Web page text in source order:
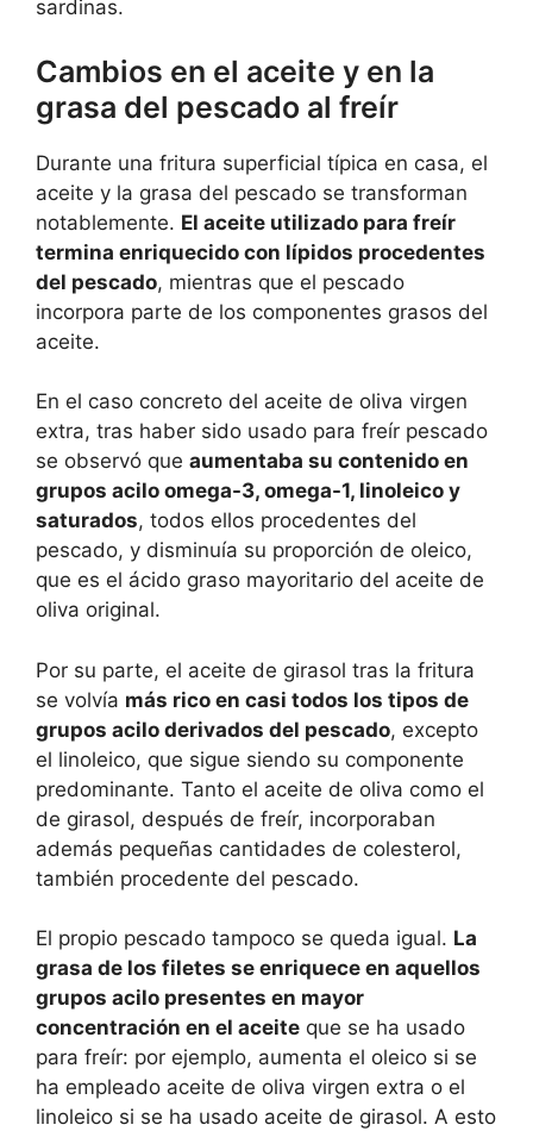
sardinas.
Cambios en el aceite y en la
grasa del pescado al freír
Durante una fritura superficial típica en casa, el
aceite y la grasa del pescado se transforman
notablemente. El aceite utilizado para freír
termina enriquecido con lípidos procedentes
del pescado, mientras que el pescado
incorpora parte de los componentes grasos del
aceite.
En el caso concreto del aceite de oliva virgen
extra, tras haber sido usado para freír pescado
se observó que aumentaba su contenido en
grupos acilo omega-3, omega-1, linoleico y
saturados, todos ellos procedentes del
pescado, y disminuía su proporción de oleico,
que es el ácido graso mayoritario del aceite de
oliva original.
Por su parte, el aceite de girasol tras la fritura
se volvía más rico en casi todos los tipos de
grupos acilo derivados del pescado, excepto
el linoleico, que sigue siendo su componente
predominante. Tanto el aceite de oliva como el
de girasol, después de freír, incorporaban
además pequeñas cantidades de colesterol,
también procedente del pescado.
El propio pescado tampoco se queda igual. La
grasa de los filetes se enriquece en aquellos
grupos acilo presentes en mayor
concentración en el aceite que se ha usado
para freír: por ejemplo, aumenta el oleico si se
ha empleado aceite de oliva virgen extra o el
linoleico si se ha usado aceite de girasol. A esto